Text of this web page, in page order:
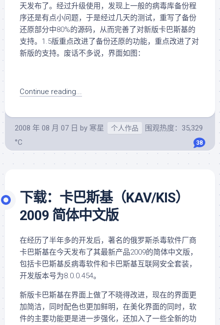
天发布了。经过升级使用，发现上一般的病毒库备份程
序还是有点小问题，于是经过几天的测试，重写了备份
还原部分中80%的源码，从而完善了对新版卡巴斯基的
支持。1.5版重点改进了备份还原的功能，重点改进了对
新版的支持。废话不多说，界面如图：
Continue reading...
2008 年 08 月 07 日 by 寒星 个人作品
围观热度：35,329
°C
38
下载：卡巴斯基（KAV/KIS）
2009 简体中文版
在经历了半年多的开发后，著名的俄罗斯杀毒软件厂商
卡巴斯基在今天发布了其最新产品2009的简体中文版，
包括卡巴斯基反病毒软件和卡巴斯基互联网安全套装，
开发版本号为8.0.0.454。
新版卡巴斯基在界面上做了不晓得改进，现在的界面更
加简洁，同时配色也更加鲜明，在美化界面的同时，软
件的主要功能更是进一步强化，还加入了一些全新的功